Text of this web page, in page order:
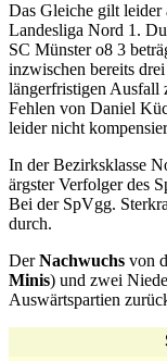
Das Gleiche gilt leider
Landesliga Nord 1.
SC Münster o8 3
inzwischen bereits
längerfristigen Ausfall
Fehlen von Daniel
leider nicht
In der Bezirksklasse
ärgster Verfolger des
Bei der SpVgg.
durch.
DerNachwuchs von
Minis) und zwei
Auswärtspartien